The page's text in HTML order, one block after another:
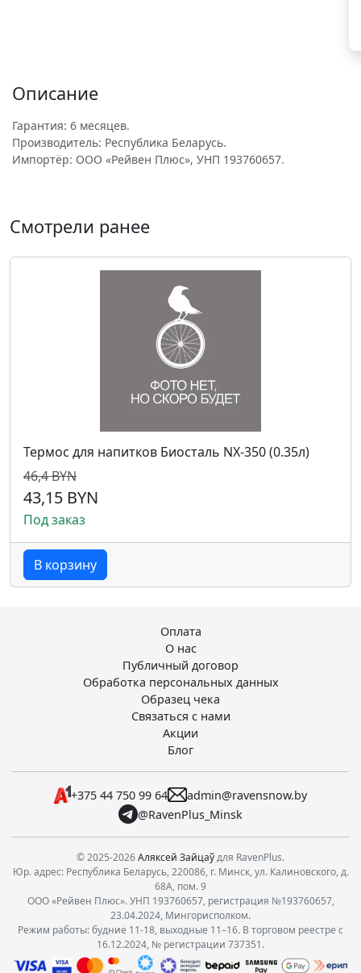
Описание
Гарантия: 6 месяцев.
Производитель: Республика Беларусь.
Импортёр: ООО «Рейвен Плюс», УНП 193760657.
Смотрели ранее
Термос для напитков Биосталь NX-350 (0.35л)
46,4 BYN
43,15 BYN
Под заказ
В корзину
Оплата
О нас
Публичный договор
Обработка персональных данных
Образец чека
Связаться с нами
Акции
Блог
+375 44 750 99 64
admin@ravensnow.by
@RavenPlus_Minsk
© 2025-2026Аляксей Зайцаўдля RavenPlus.
Юр. адрес: Республика Беларусь, 220086, г. Минск, ул. Калиновского, д.
68А, пом. 9
ООО «Рейвен Плюс». УНП 193760657, регистрация №193760657,
23.04.2024, Мингорисполком.
Режим работы: будние 11-18, выходные 11–16. В торговом реестре с
16.12.2024, № регистрации 737351.